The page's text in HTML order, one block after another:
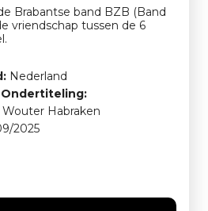
Brabantse band BZB (Band
vriendschap tussen de 6
Nederland
Ondertiteling:
Wouter Habraken
2025